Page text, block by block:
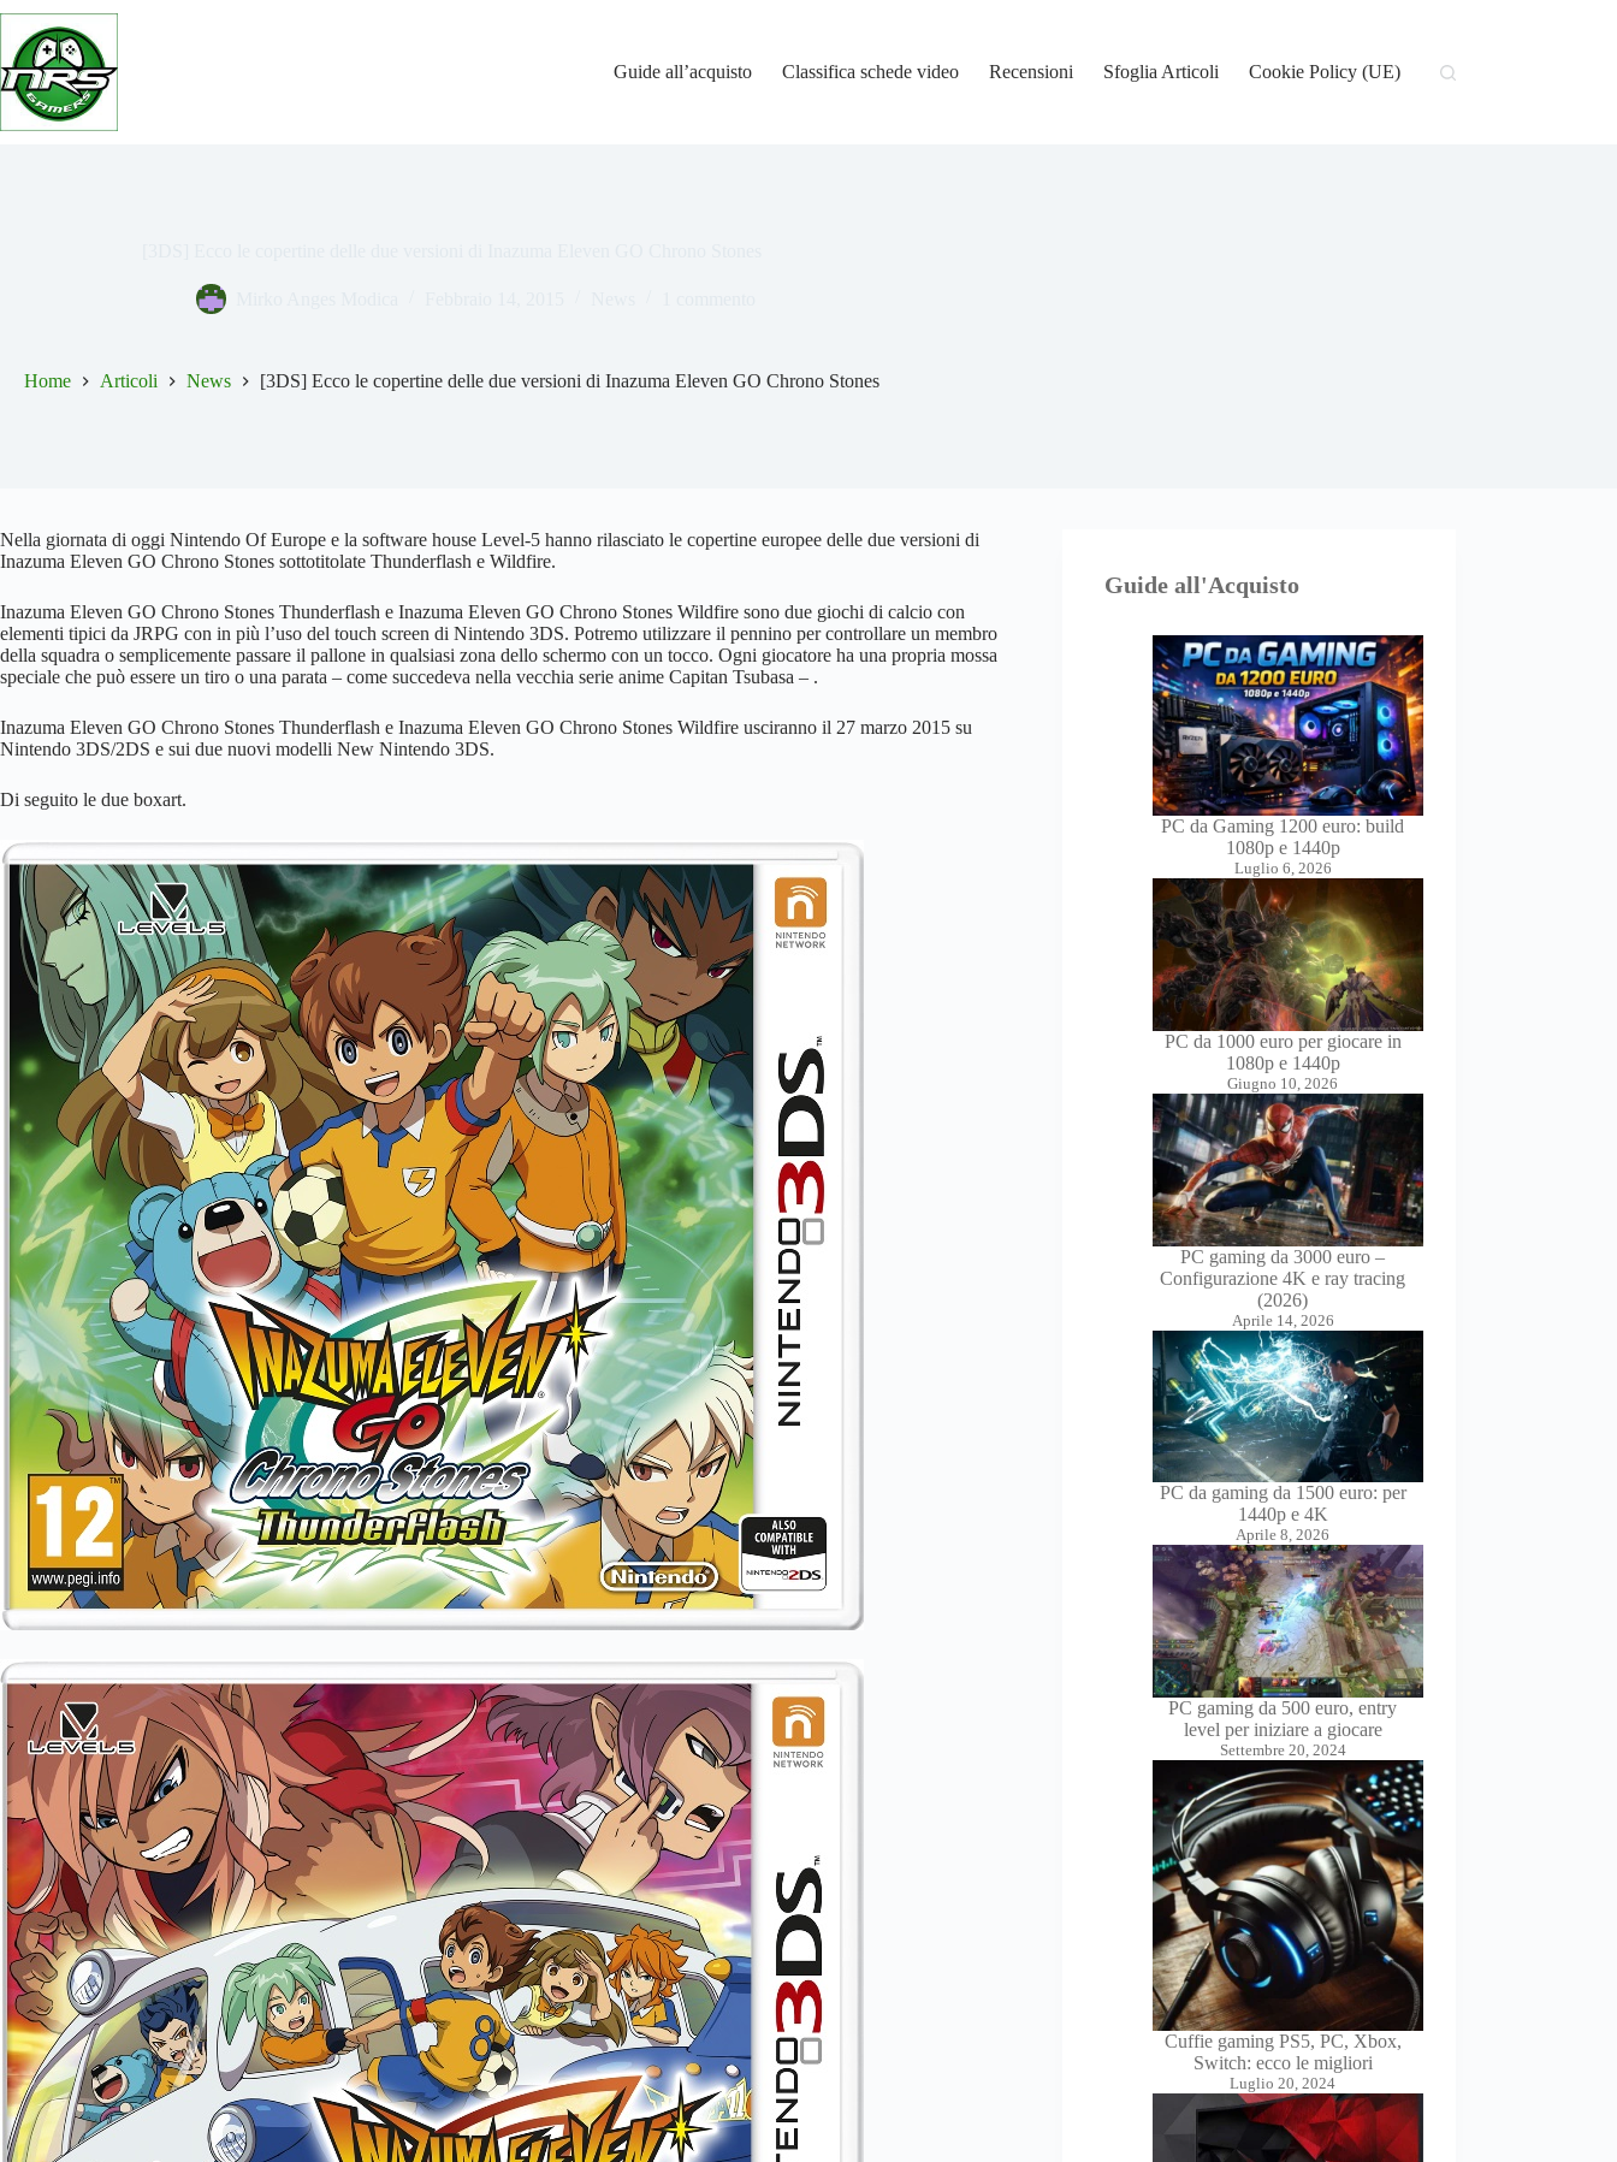
Salta
contenuto
Guide all’acquisto
Classifica schede video Recensioni Sfoglia Articoli Cookie Policy (UE)
Home Articoli News [3DS] Ecco le copertine delle due versioni di Inazuma Eleven GO Chrono Stones
Nella giornata di oggi Nintendo Of Europe e la software house Level-5 hanno rilasciato le copertine europee delle due versioni di
Inazuma Eleven GO Chrono Stones sottotitolate Thunderflash e Wildfire.
Inazuma Eleven GO Chrono Stones Thunderflash e Inazuma Eleven GO Chrono Stones Wildfire sono due giochi di calcio con
elementi tipici da JRPG con in più l’uso del touch screen di Nintendo 3DS. Potremo utilizzare il pennino per controllare un membro
della squadra o semplicemente passare il pallone in qualsiasi zona dello schermo con un tocco. Ogni giocatore ha una propria mossa
speciale che può essere un tiro o una parata – come succedeva nella vecchia serie anime Capitan Tsubasa – .
Inazuma Eleven GO Chrono Stones Thunderflash e Inazuma Eleven GO Chrono Stones Wildfire usciranno il 27 marzo 2015 su
Nintendo 3DS/2DS e sui due nuovi modelli New Nintendo 3DS.
Di seguito le due boxart.
Guide all'Acquisto
PC da Gaming 1200 euro: build
1080p e 1440p
Luglio 6, 2026
PC da 1000 euro per giocare in
1080p e 1440p
Giugno 10, 2026
PC gaming da 3000 euro –
Configurazione 4K e ray tracing
(2026)
Aprile 14, 2026
PC da gaming da 1500 euro: per
1440p e 4K
Aprile 8, 2026
PC gaming da 500 euro, entry
level per iniziare a giocare
Settembre 20, 2024
Cuffie gaming PS5, PC, Xbox,
Switch: ecco le migliori
Luglio 20, 2024